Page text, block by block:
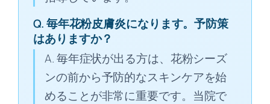
Q. 毎年花粉皮膚炎になります。予防策
はありますか？
A. 毎年症状が出る方は、花粉シーズ
ンの前から予防的なスキンケアを始
めることが非常に重要です。当院で